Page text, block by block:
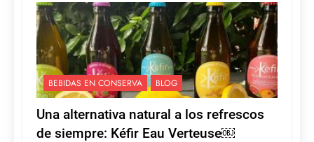
BEBIDAS EN CONSERVA BLOG
Una alternativa natural a los refrescos
de siempre: Kéfir Eau Verteuse￼